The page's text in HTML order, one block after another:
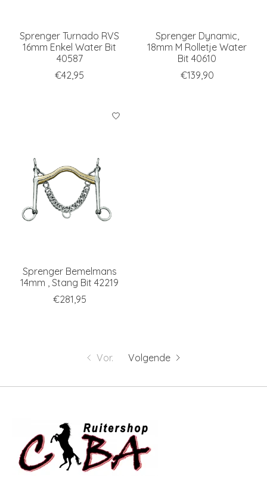
Sprenger Turnado RVS
16mm Enkel Water Bit
40587
€42,95
Sprenger Dynamic,
18mm M Rolletje Water
Bit 40610
€139,90
Sprenger Bemelmans
14mm , Stang Bit 42219
€281,95
Vor. Volgende